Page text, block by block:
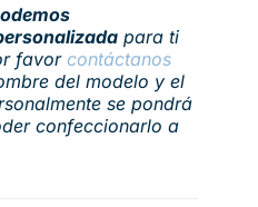
para ti
favor contáctanos
del modelo y el
se pondrá
confeccionarlo a